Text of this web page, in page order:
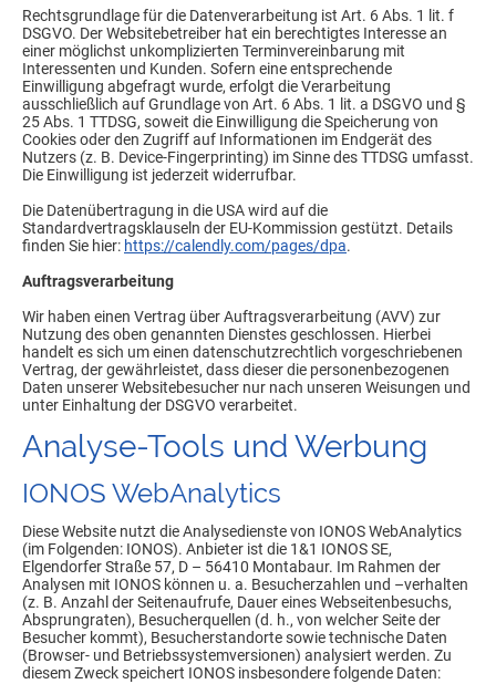
Rechtsgrundlage für die Datenverarbeitung ist Art. 6 Abs. 1 lit. f
DSGVO. Der Websitebetreiber hat ein berechtigtes Interesse an
einer möglichst unkomplizierten Terminvereinbarung mit
Interessenten und Kunden. Sofern eine entsprechende
Einwilligung abgefragt wurde, erfolgt die Verarbeitung
ausschließlich auf Grundlage von Art. 6 Abs. 1 lit. a DSGVO und §
25 Abs. 1 TTDSG, soweit die Einwilligung die Speicherung von
Cookies oder den Zugriff auf Informationen im Endgerät des
Nutzers (z. B. Device-Fingerprinting) im Sinne des TTDSG umfasst.
Die Einwilligung ist jederzeit widerrufbar.
Die Datenübertragung in die USA wird auf die
Standardvertragsklauseln der EU-Kommission gestützt. Details
finden Sie hier: https://calendly.com/pages/dpa.
Auftragsverarbeitung
Wir haben einen Vertrag über Auftragsverarbeitung (AVV) zur
Nutzung des oben genannten Dienstes geschlossen. Hierbei
handelt es sich um einen datenschutzrechtlich vorgeschriebenen
Vertrag, der gewährleistet, dass dieser die personenbezogenen
Daten unserer Websitebesucher nur nach unseren Weisungen und
unter Einhaltung der DSGVO verarbeitet.
Analyse-Tools und Werbung
IONOS WebAnalytics
Diese Website nutzt die Analysedienste von IONOS WebAnalytics
(im Folgenden: IONOS). Anbieter ist die 1&1 IONOS SE,
Elgendorfer Straße 57, D – 56410 Montabaur. Im Rahmen der
Analysen mit IONOS können u. a. Besucherzahlen und –verhalten
(z. B. Anzahl der Seitenaufrufe, Dauer eines Webseitenbesuchs,
Absprungraten), Besucherquellen (d. h., von welcher Seite der
Besucher kommt), Besucherstandorte sowie technische Daten
(Browser- und Betriebssystemversionen) analysiert werden. Zu
diesem Zweck speichert IONOS insbesondere folgende Daten: